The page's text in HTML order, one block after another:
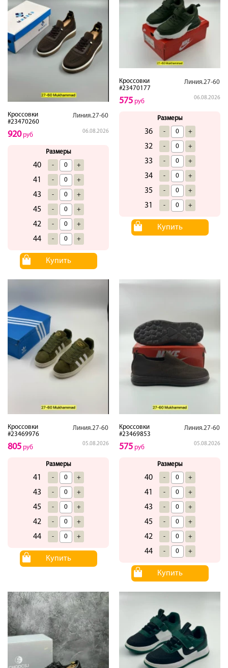
Кроссовки
#23470260
Линия.27-60
06.08.2026
920руб
Размеры
40 - +
41 - +
43 - +
45 - +
42 - +
44 - +
Купить
Кроссовки
#23470177
Линия.27-60
06.08.2026
575 руб
Размеры
36 - +
32 - +
33 - +
34 - +
35 - +
31 - +
Купить
Кроссовки
#23469976
Линия.27-60
05.08.2026
805 руб
Размеры
41 - +
43 - +
45 - +
42 - +
44 - +
Купить
Кроссовки
#23469853
Линия.27-60
05.08.2026
575 руб
Размеры
40 - +
41 - +
43 - +
45 - +
42 - +
44 - +
Купить